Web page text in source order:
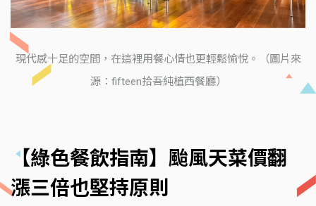
現代感十足的空間，在這裡用餐心情也更輕鬆愉悅。（圖片來
源：fifteen拾吾純植西餐廳）
【綠色餐飲指南】颱風天菜價翻
漲三倍也堅持原則